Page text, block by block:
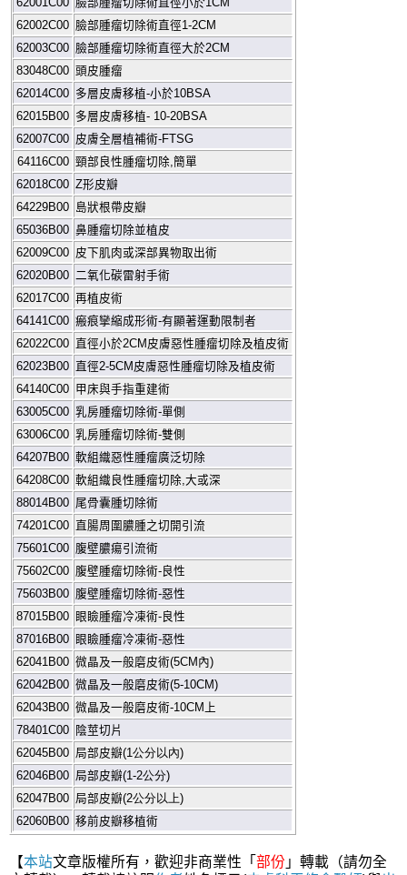
62002C00
臉部腫瘤切除術直徑1-2CM
62003C00
臉部腫瘤切除術直徑大於2CM
83048C00 頭皮腫瘤
62014C00 多層皮膚移植-小於10BSA
62015B00 多層皮膚移植- 10-20BSA
62007C00 皮膚全層植補術-FTSG
64116C00 頸部良性腫瘤切除 簡單
62018C00 Z形皮瓣
64229B00
島狀根帶皮瓣
65036B00 鼻腫瘤切除並植皮
62009C00 皮下肌肉或深部異物取出術
62020B00 二氧化碳雷射手術
62017C00 再植皮術
64141C00 瘢痕攣縮成形術-有顯著運動限制者
62022C00 直徑小於2CM 皮膚惡性腫瘤切除及植皮術
62023B00 直徑2-5CM 皮膚惡性腫瘤切除及植皮術
64140C00 甲床與手指重建術
63005C00 乳房腫瘤切除術-單側
63006C00 乳房腫瘤切除術-雙側
64207B00 軟組織惡性腫瘤廣泛切除
64208C00 軟組織良性腫瘤切除 大或深
88014B00 尾骨囊腫切除術
74201C00 直腸周圍膿腫之切開引流
75601C00 腹壁膿瘍引流術
75602C00 腹壁腫瘤切除術-良性
75603B00 腹壁腫瘤切除術-惡性
87015B00 眼瞼腫瘤冷凍術-良性
87016B00 眼瞼腫瘤冷凍術-惡性
62041B00 微晶及一般磨皮術(5CM 內)
62042B00 微晶及一般磨皮術(5-10CM)
62043B00 微晶及一般磨皮術-10CM 上
78401C00 陰莖切片
62045B00 局部皮瓣(1 公分以內)
62046B00 局部皮瓣(1-2公分)
62047B00 局部皮瓣(2公分以上)
62060B00 移前皮瓣移植術
【本站文章版權所有，歡迎非商業性「 部份 」轉載（請勿全